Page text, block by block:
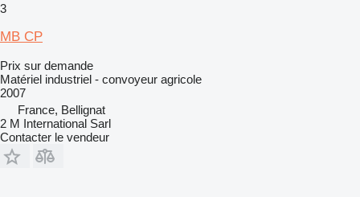
3
MB CP
Prix sur demande
Matériel industriel - convoyeur agricole
2007
France, Bellignat
2 M International Sarl
Contacter le vendeur